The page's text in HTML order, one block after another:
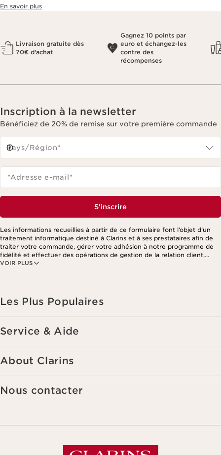
En savoir plus
Livraison gratuite dès
70€ d'achat
Gagnez 10 points par
euro et échangez-les
contre des
récompenses
Inscription à la newsletter
Bénéficiez de 20% de remise sur votre première commande
Pays/Région*
*Adresse e-mail*
S'inscrire
VOIR PLUS
Les informations recueillies à partir de ce formulaire font l’objet d’un
traitement informatique destiné à Clarins et à ses prestataires afin de
traiter votre commande, gérer votre adhésion à notre programme de
fidélité et effectuer des opérations de gestion de la relation client,
notamment pour vous adresser des offres personnalisées en fonction
Les Plus Populaires
Service & Aide
About Clarins
Nous contacter